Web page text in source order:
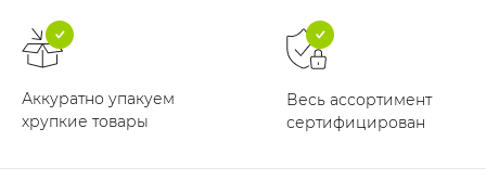
Аккуратно упакуем
хрупкие товары
Весь ассортимент
сертифицирован